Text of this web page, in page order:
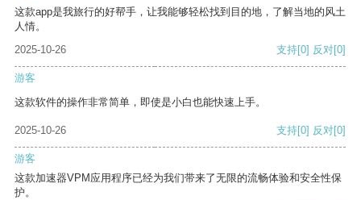
这款app是我旅行的好帮手，让我能够轻松找到目的地，了解当地的风土
人情。
2025-10-26
支持[0] 反对[0]
游客
这款软件的操作非常简单，即使是小白也能快速上手。
2025-10-26 支持[0] 反对[0]
游客
这款加速器VPM应用程序已经为我们带来了无限的流畅体验和安全性保
护。